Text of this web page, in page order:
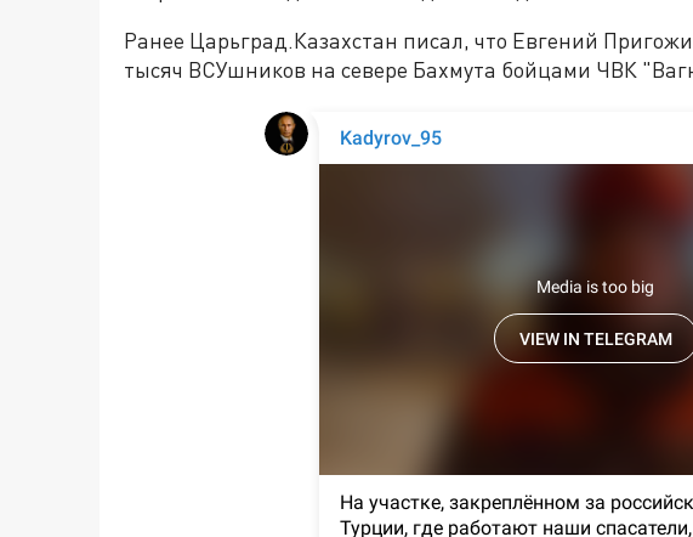
Ранее Царьград.Казахстан писал, что Евгений
тысяч ВСУшников на севере Бахмута бойцами ЧВК